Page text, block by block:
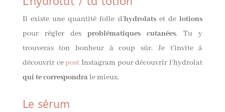
Il existe une quantité folle d’hydrolatset delotions
pour régler des problématiques cutanées. Tu y
trouveras ton bonheur à coup sûr. Je t’invite à
découvrir cepost Instagram pour découvrir l’hydrolat
qui te correspondrale mieux.
Le sérum